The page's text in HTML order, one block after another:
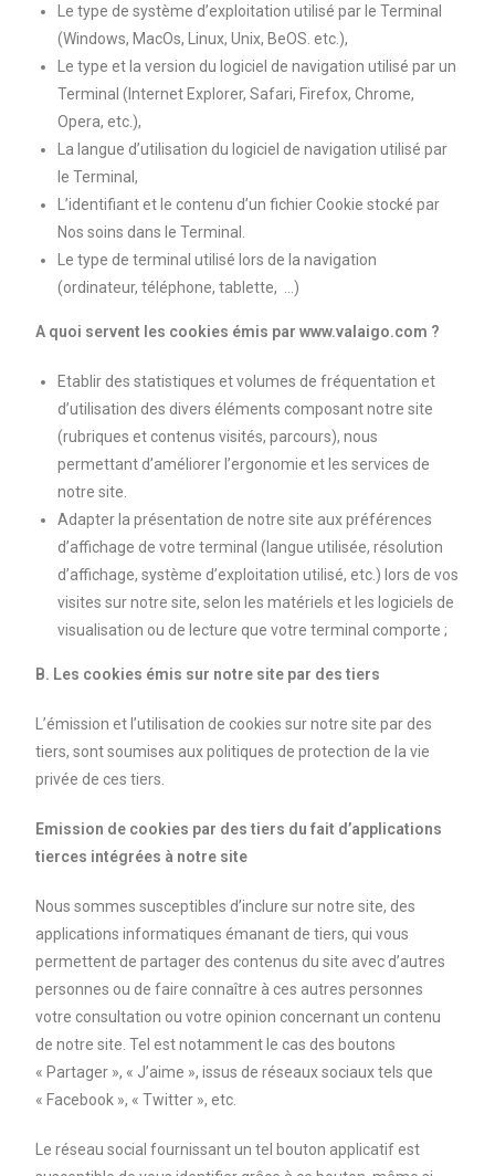
Le type de système d’exploitation utilisé par le Terminal
(Windows, MacOs, Linux, Unix, BeOS. etc.),
Le type et la version du logiciel de navigation utilisé par un
Terminal (Internet Explorer, Safari, Firefox, Chrome,
Opera, etc.),
La langue d’utilisation du logiciel de navigation utilisé par
le Terminal,
L’identifiant et le contenu d’un fichier Cookie stocké par
Nos soins dans le Terminal.
Le type de terminal utilisé lors de la navigation
(ordinateur, téléphone, tablette, …)
A quoi servent les cookies émis par www.valaigo.com ?
Etablir des statistiques et volumes de fréquentation et
d’utilisation des divers éléments composant notre site
(rubriques et contenus visités, parcours), nous
permettant d’améliorer l’ergonomie et les services de
notre site.
Adapter la présentation de notre site aux préférences
d’affichage de votre terminal (langue utilisée, résolution
d’affichage, système d’exploitation utilisé, etc.) lors de vos
visites sur notre site, selon les matériels et les logiciels de
visualisation ou de lecture que votre terminal comporte ;
B. Les cookies émis sur notre site par des tiers
L’émission et l’utilisation de cookies sur notre site par des
tiers, sont soumises aux politiques de protection de la vie
privée de ces tiers.
Emission de cookies par des tiers du fait d’applications
tierces intégrées à notre site
Nous sommes susceptibles d’inclure sur notre site, des
applications informatiques émanant de tiers, qui vous
permettent de partager des contenus du site avec d’autres
personnes ou de faire connaître à ces autres personnes
votre consultation ou votre opinion concernant un contenu
de notre site. Tel est notamment le cas des boutons
« Partager », « J’aime », issus de réseaux sociaux tels que
« Facebook », « Twitter », etc.
Le réseau social fournissant un tel bouton applicatif est